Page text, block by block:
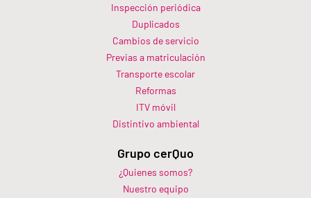
Inspección periódica
Duplicados
Cambios de servicio
Previas a matriculación
Transporte escolar
Reformas
ITV móvil
Distintivo ambiental
Grupo cerQuo
¿Quienes somos?
Nuestro equipo